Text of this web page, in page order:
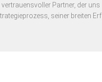
Partner, der uns
seiner breiten